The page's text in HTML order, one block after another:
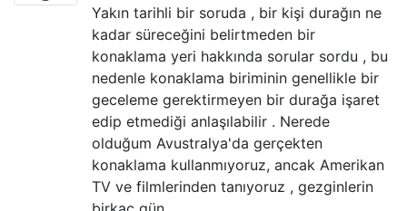
Yakın tarihli bir soruda , bir kişi durağın ne
kadar süreceğini belirtmeden bir
konaklama yeri hakkında sorular sordu , bu
nedenle konaklama biriminin genellikle bir
geceleme gerektirmeyen bir durağa işaret
edip etmediği anlaşılabilir . Nerede
olduğum Avustralya'da gerçekten
konaklama kullanmıyoruz, ancak Amerikan
TV ve filmlerinden tanıyoruz , gezginlerin